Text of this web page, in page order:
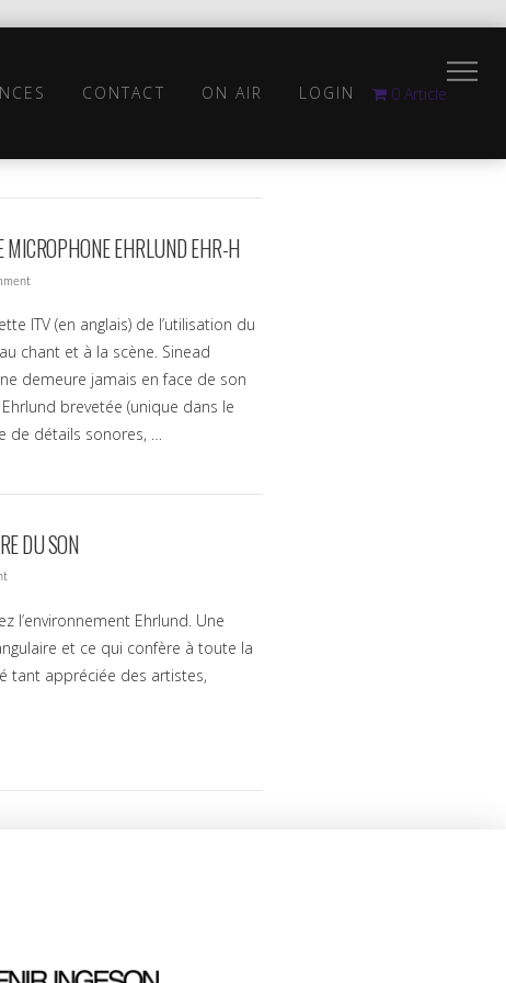
CONTACT ON AIR LOGIN 0 Article
MICROPHONE EHRLUND EHR-H
ITV (en anglais) de l’utilisation du
chant et à la scène. Sinead
demeure jamais en face de son
brevetée (unique dans le
de détails sonores, …
DU SON
l’environnement Ehrlund. Une
et ce qui confère à toute la
tant appréciée des artistes,